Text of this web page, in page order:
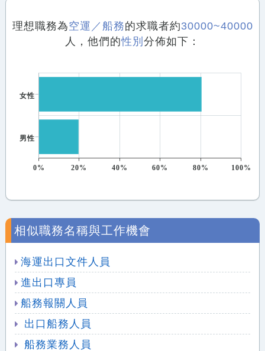
理想職務為空運／船務的求職者約30000~40000
人，他們的性別 分佈如下：
女性
男性
0% 20% 40% 60% 80% 100%
相似職務名稱與工作機會
海運出口文件人員
進出口專員
船務報關人員
出口船務人員
船務業務人員